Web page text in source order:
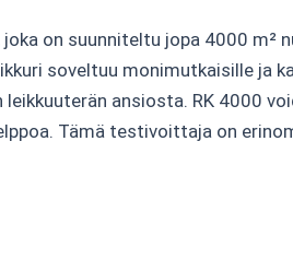
on suunniteltu jopa 4000 m²
soveltuu monimutkaisille ja
ansiosta. RK 4000
Tämä testivoittaja on